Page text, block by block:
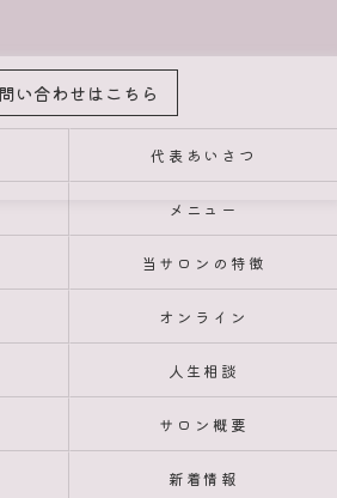
い合わせはこちら
代表あいさつ
メニュー
当サロンの特徴
オンライン
人生相談
サロン概要
新着情報